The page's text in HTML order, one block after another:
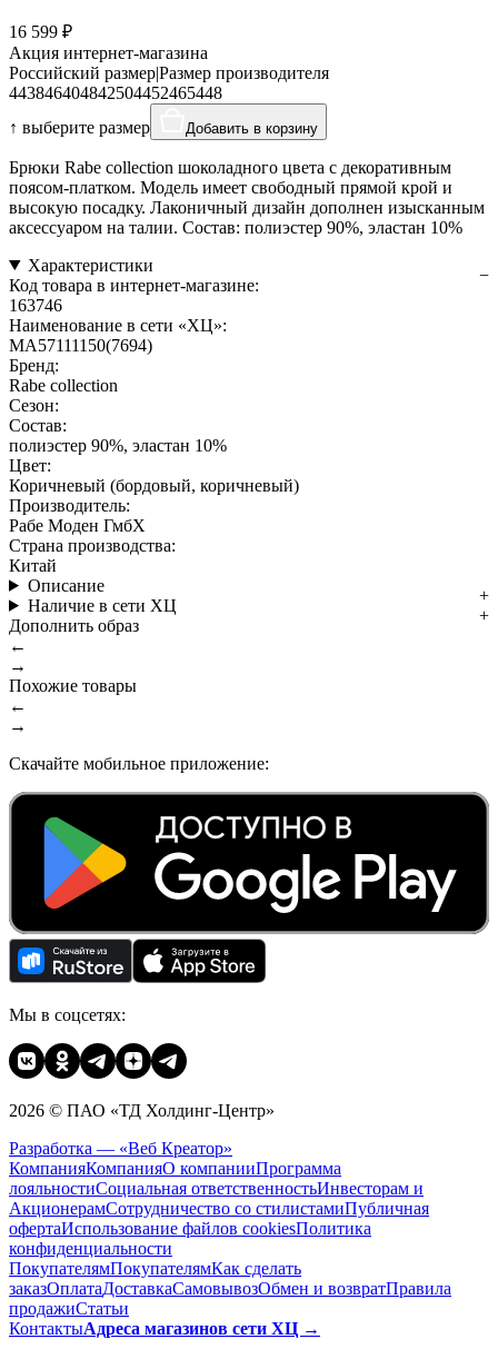
16 599 ₽
Акция интернет-магазина
Российский размер|Размер производителя
443846404842504452465448
↑ выберите размер
Добавить в корзину
Брюки Rabe collection шоколадного цвета с декоративным
поясом-платком. Модель имеет свободный прямой крой и
высокую посадку. Лаконичный дизайн дополнен изысканным
аксессуаром на талии. Состав: полиэстер 90%, эластан 10%
Характеристики
Код товара в интернет-магазине:
163746
Наименование в сети «ХЦ»:
MA57111150(7694)
Бренд:
Rabe collection
Сезон:
Состав:
полиэстер 90%, эластан 10%
Цвет:
Коричневый (бордовый, коричневый)
Производитель:
Рабе Моден ГмбХ
Страна производства:
Китай
Описание
Наличие в сети ХЦ
Дополнить образ
←
→
Похожие товары
←
→
Скачайте мобильное приложение:
Мы в соцсетях:
2026 © ПАО «ТД Холдинг-Центр»
Разработка — «Веб Креатор»
КомпанияКомпанияО компанииПрограмма
лояльностиСоциальная ответственностьИнвесторам и
АкционерамСотрудничество со стилистамиПубличная
офертаИспользование файлов cookiesПолитика
конфиденциальности
ПокупателямПокупателямКак сделать
заказОплатаДоставкаCамовывозОбмен и возвратПравила
продажиСтатьи
КонтактыАдреса магазинов сети ХЦ →